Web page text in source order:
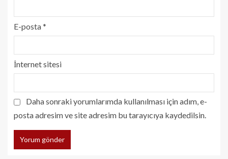
E-posta*
İnternet sitesi
Daha sonraki yorumlarımda kullanılması için adım, e-
posta adresim ve site adresim bu tarayıcıya kaydedilsin.